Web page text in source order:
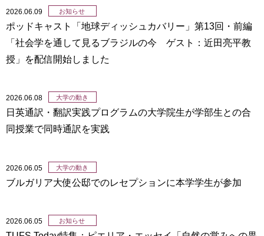
2026.06.09 お知らせ
ポッドキャスト「地球ディッシュカバリー」第13回・前編
「社会学を通して見るブラジルの今 ゲスト：近田亮平教
授」を配信開始しました
2026.06.08 大学の動き
日英通訳・翻訳実践プログラムの大学院生が学部生との合
同授業で同時通訳を実践
2026.06.05 大学の動き
ブルガリア大使公邸でのレセプションに本学学生が参加
2026.06.05 お知らせ